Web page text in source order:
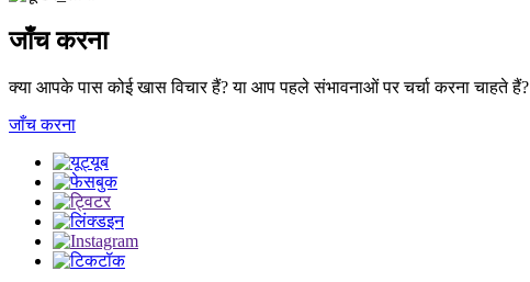
जाँच करना
क्या आपके पास कोई खास विचार हैं? या आप पहले संभावनाओं पर चर्चा करना चाहते हैं?
जाँच करना